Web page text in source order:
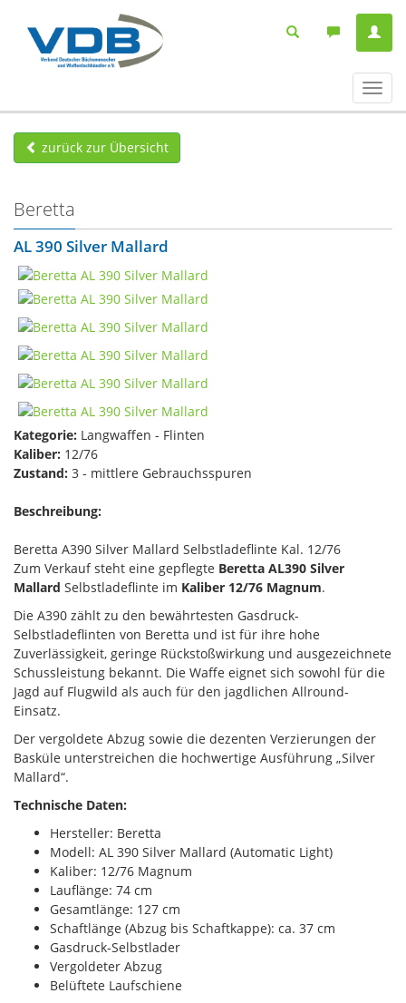
ein-/
zurück zur Übersicht
Beretta
AL 390 Silver Mallard
Kategorie: Langwaffen - Flinten
Kaliber: 12/76
Zustand: 3 - mittlere Gebrauchsspuren
Beschreibung:
Beretta A390 Silver Mallard Selbstladeflinte Kal. 12/76
Zum Verkauf steht eine gepflegte Beretta AL390 Silver
Mallard Selbstladeflinte im Kaliber 12/76 Magnum.
Die A390 zählt zu den bewährtesten Gasdruck-
Selbstladeflinten von Beretta und ist für ihre hohe
Zuverlässigkeit, geringe Rückstoßwirkung und ausgezeichnete
Schussleistung bekannt. Die Waffe eignet sich sowohl für die
Jagd auf Flugwild als auch für den jagdlichen Allround-
Einsatz.
Der vergoldete Abzug sowie die dezenten Verzierungen der
Basküle unterstreichen die hochwertige Ausführung „Silver
Mallard“.
Technische Daten:
Hersteller: Beretta
Modell: AL 390 Silver Mallard (Automatic Light)
Kaliber: 12/76 Magnum
Lauflänge: 74 cm
Gesamtlänge: 127 cm
Schaftlänge (Abzug bis Schaftkappe): ca. 37 cm
Gasdruck-Selbstlader
Vergoldeter Abzug
Belüftete Laufschiene